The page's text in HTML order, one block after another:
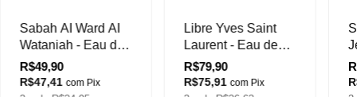
Sabah AI Ward AI
Wataniah - Eau de
Parfum (Decant)
R$49,90
R$47,41com Pix
Libre Yves Saint
Laurent - Eau de
Parfum (Decant)
R$79,90
R$75,91com Pix